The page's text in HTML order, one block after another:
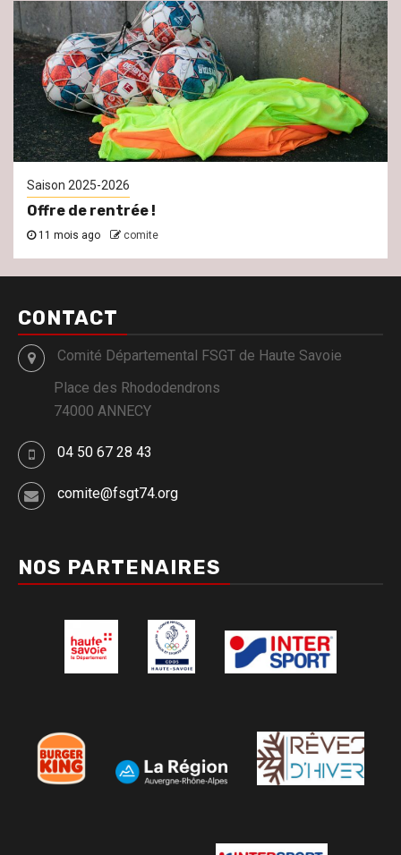
Saison 2025-2026
Offre de rentrée !
11 mois ago comite
CONTACT
Comité Départemental FSGT de Haute Savoie
Place des Rhododendrons
74000 ANNECY
04 50 67 28 43
comite@fsgt74.org
NOS PARTENAIRES